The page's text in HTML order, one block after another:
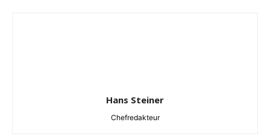
Hans Steiner
Chefredakteur